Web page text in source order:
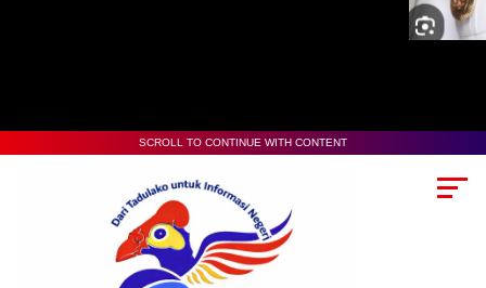
SCROLL TO CONTINUE WITH CONTENT